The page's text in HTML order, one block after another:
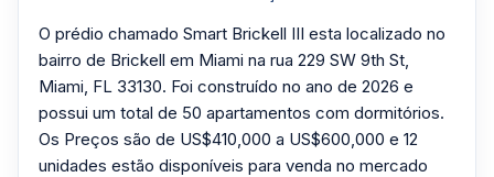
O prédio chamado Smart Brickell III esta localizado no
bairro de Brickell em Miami na rua 229 SW 9th St,
Miami, FL 33130. Foi construído no ano de 2026 e
possui um total de 50 apartamentos com dormitórios.
Os Preços são de US$410,000 a US$600,000 e 12
unidades estão disponíveis para venda no mercado